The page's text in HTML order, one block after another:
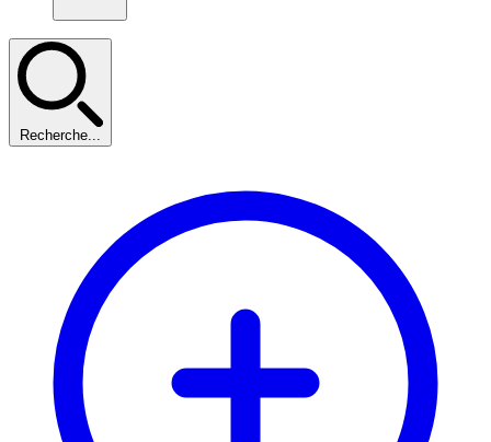
Recherche...